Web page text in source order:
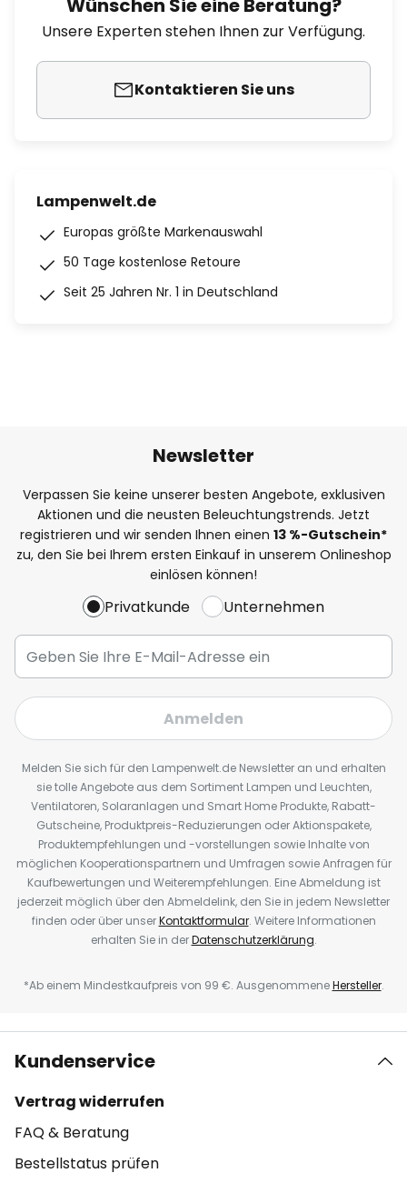
Wünschen Sie eine Beratung?
Unsere Experten stehen Ihnen zur Verfügung.
Kontaktieren Sie uns
Lampenwelt.de
Europas größte Markenauswahl
50 Tage kostenlose Retoure
Seit 25 Jahren Nr. 1 in Deutschland
Newsletter
Verpassen Sie keine unserer besten Angebote, exklusiven
Aktionen und die neusten Beleuchtungstrends. Jetzt
registrieren und wir senden Ihnen einen 13 %-Gutschein*
zu, den Sie bei Ihrem ersten Einkauf in unserem Onlineshop
einlösen können!
Privatkunde Unternehmen
Anmelden
Melden Sie sich für den Lampenwelt.de Newsletter an und erhalten
sie tolle Angebote aus dem Sortiment Lampen und Leuchten,
Ventilatoren, Solaranlagen und Smart Home Produkte, Rabatt-
Gutscheine, Produktpreis-Reduzierungen oder Aktionspakete,
Produktempfehlungen und -vorstellungen sowie Inhalte von
möglichen Kooperationspartnern und Umfragen sowie Anfragen für
Kaufbewertungen und Weiterempfehlungen. Eine Abmeldung ist
jederzeit möglich über den Abmeldelink, den Sie in jedem Newsletter
finden oder über unserKontaktformular. Weitere Informationen
erhalten Sie in derDatenschutzerklärung.
*Ab einem Mindestkaufpreis von 99 €. AusgenommeneHersteller.
Kundenservice
Vertrag widerrufen
FAQ & Beratung
Bestellstatus prüfen